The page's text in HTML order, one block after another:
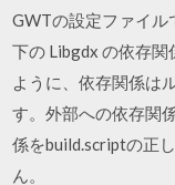
GWTの設定ファイル
下の Libgdx の依存関
ように、依存関係は
す。外部への依存関
係をbuild.scriptの正
ん。